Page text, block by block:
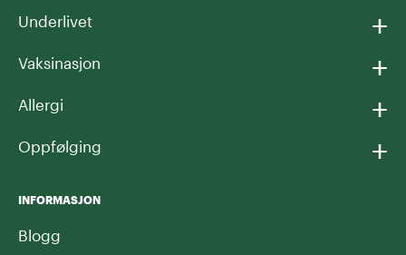
Underlivet +
Vaksinasjon +
Allergi +
Oppfølging +
INFORMASJON
Blogg